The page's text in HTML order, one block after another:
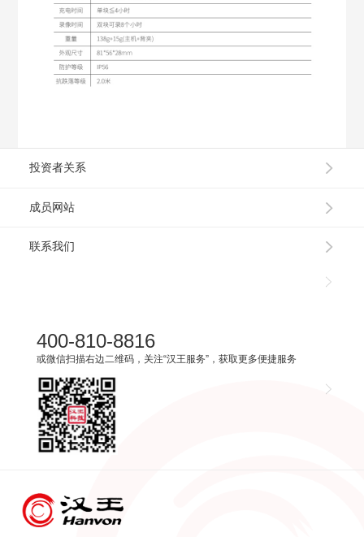
投资者关系
成员网站
联系我们
400-810-8816
或微信扫描右边二维码，关注“汉王服务”，获取更多便捷服务